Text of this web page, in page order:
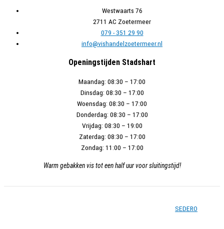
Deze
optie
kan
gekozen
op
Westwaarts 76
2711 AC Zoetermeer
079 - 351 29 90
info@vishandelzoetermeer.nl
Openingstijden Stadshart
Maandag: 08:30 – 17:00
Dinsdag: 08:30 – 17:00
Woensdag: 08:30 – 17:00
Donderdag: 08:30 – 17:00
Vrijdag: 08:30 – 19:00
Zaterdag: 08:30 – 17:00
Zondag: 11:00 – 17:00
Warm gebakken vis tot een half uur voor sluitingstijd!
SEDERO